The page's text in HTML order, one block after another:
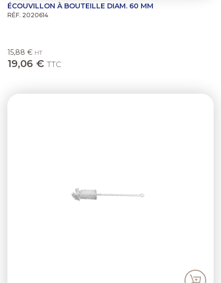
ÉCOUVILLON À BOUTEILLE DIAM. 60 MM
RÉF. 2020614
15,88 € HT
19,06 € TTC